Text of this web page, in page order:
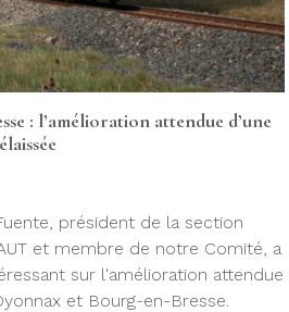
: l’amélioration attendue d’une
président de la section
et membre de notre Comité, a
sur l'amélioration attendue
et Bourg-en-Bresse.